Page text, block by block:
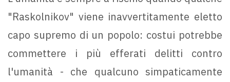
"Raskolnikov" viene inavvertitamente eletto
capo supremo di un popolo: costui potrebbe
commettere i più efferati delitti contro
l'umanità - che qualcuno simpaticamente